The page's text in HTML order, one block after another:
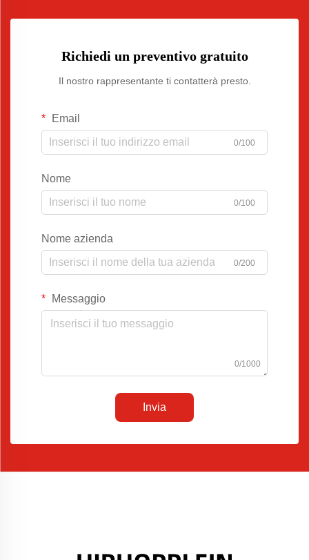
Richiedi un preventivo gratuito
Il nostro rappresentante ti contatterà presto.
Email
0/100
Nome
0/100
Nome azienda
0/200
Messaggio
0/1000
Invia